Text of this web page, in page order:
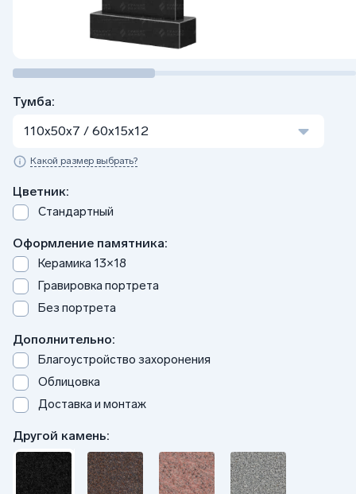
Тумба:
110x50x7 / 60x15x12
Какой размер выбрать?
Цветник:
Стандартный
Оформление памятника:
Керамика 13×18
Гравировка портрета
Без портрета
Дополнительно:
Благоустройство захоронения
Облицовка
Доставка и монтаж
Другой камень: